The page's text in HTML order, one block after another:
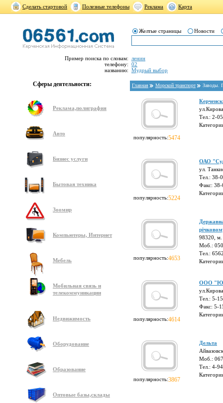
Сделать стартовой Полезные телефоны Реклама Карта
Желтые страницы Новости
Пример поиска по словам:
телефону:
названию:
ленин
02
Мудрый выбор
Сферы деятельности:
Реклама,полиграфия
Авто
Бизнес услуги
Бытовая техника
Зоомир
Компьютеры, Интернет
Мебель
Мобильная связь и
телекоммуникации
Недвижимость
Оборудование
Образование
Оптовые базы,склады
Главная Морской транспорт Заводы.
популярность:5474
Тел.: 2-
популярность:5224
ОАО
ул.
Тел.: 38-
Факс:
популярность:4653
98320, м.
Моб.:
Тел.:
популярность:4614
ООО
Тел.: 5-
Факс: 5-
популярность:3867
Дельта
Моб.:
Тел.: 4-